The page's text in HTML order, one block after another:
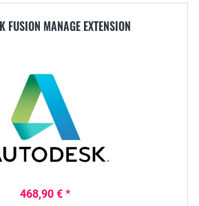
FUSION MANAGE EXTENSION
468,90 € *